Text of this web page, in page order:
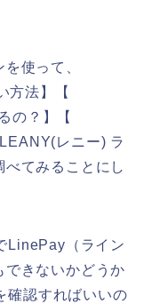
使って、
方法】【
の？】【
レニー) ラ
てみることにし
LinePay（ライン
できないかどうか
確認すればいいの